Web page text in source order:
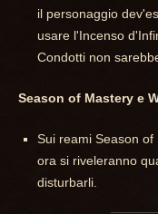
il personaggio
usare l'Incenso
Condotti non
Season of Mastery e
Sui reami Season of
ora si riveleranno
disturbarli.